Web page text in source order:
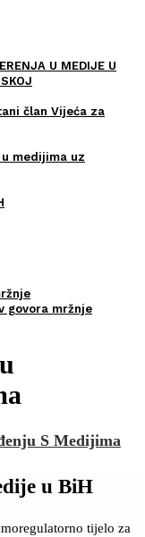
U MEDIJE U
član Vijeća za
medijima uz
govora mržnje
S Medijima
u BiH
tijelo za